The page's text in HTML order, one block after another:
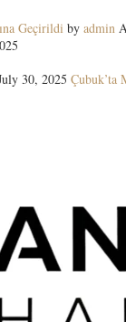
Geçirildi by admin
30, 2025 Çubuk’ta